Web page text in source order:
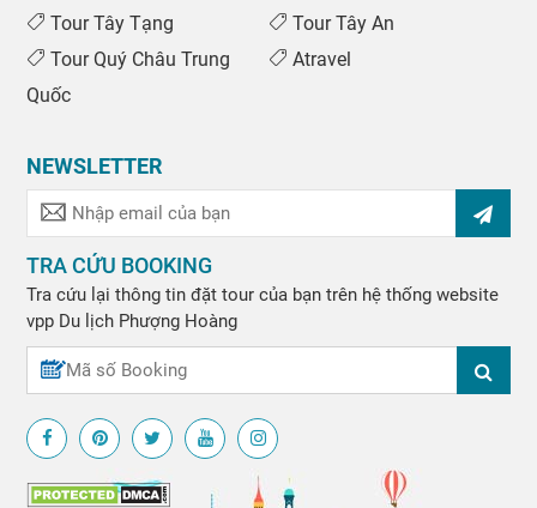
Tour Tây Tạng
Tour Tây An
Tour Quý Châu Trung
Quốc
Atravel
NEWSLETTER
TRA CỨU BOOKING
Tra cứu lại thông tin đặt tour của bạn trên hệ thống website
vpp Du lịch Phượng Hoàng